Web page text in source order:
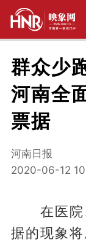
群众少
河南全
票据
河南日报
2020-06-12
在医院
据的现象